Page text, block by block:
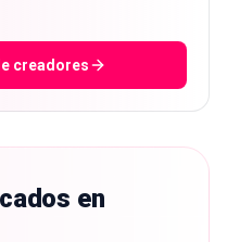
creadores
en